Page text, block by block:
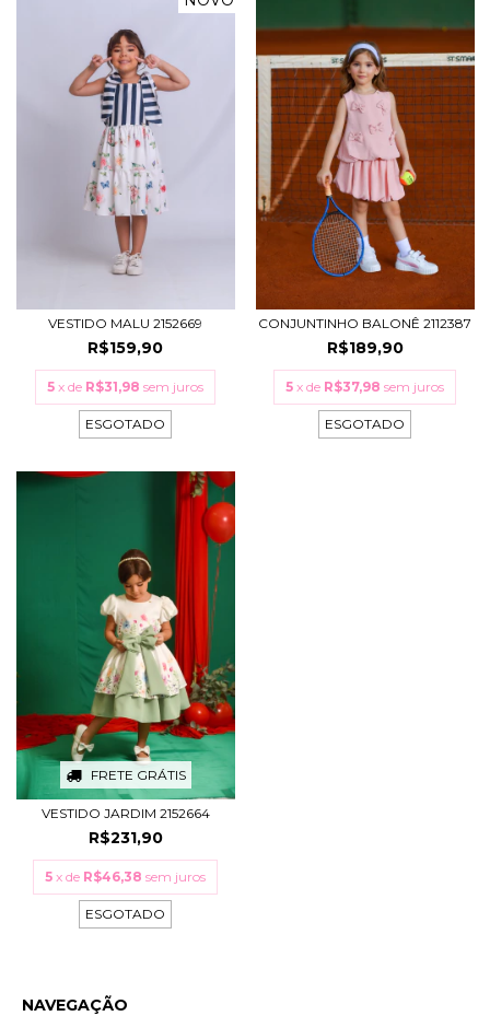
VESTIDO MALU 2152669
R$159,90
5 x de R$31,98 sem juros
ESGOTADO
CONJUNTINHO BALONÊ 2112387
R$189,90
5 x de R$37,98 sem juros
ESGOTADO
FRETE GRÁTIS
VESTIDO JARDIM 2152664
R$231,90
5 x de R$46,38 sem juros
ESGOTADO
NAVEGAÇÃO